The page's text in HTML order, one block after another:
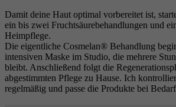
Damit deine Haut optimal vorbereitet ist,
ein bis zwei Fruchtsäurebehandlungen und
Heimpflege.
Die eigentliche Cosmelan® Behandlung
intensiven Maske im Studio, die mehrere
bleibt. Anschließend folgt die
abgestimmten Pflege zu Hause. Ich
regelmäßig und passe die Produkte bei